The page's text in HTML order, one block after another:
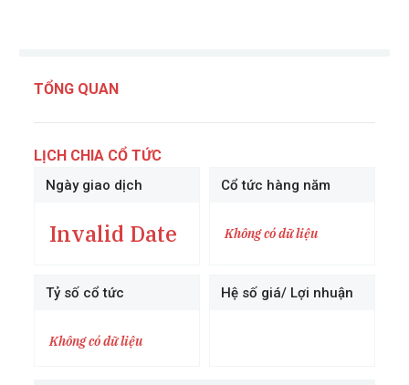
TỔNG QUAN
LỊCH CHIA CỔ TỨC
Ngày giao dịch
Invalid Date
Cổ tức hàng năm
Không có dữ liệu
Tỷ số cổ tức
Không có dữ liệu
Hệ số giá/ Lợi nhuận